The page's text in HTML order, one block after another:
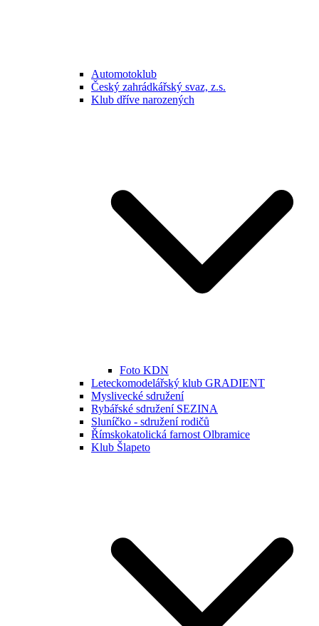
Automotoklub
Český zahrádkářský svaz, z.s.
Klub dříve narozených
Foto KDN
Leteckomodelářský klub GRADIENT
Myslivecké sdružení
Rybářské sdružení SEZINA
Sluníčko - sdružení rodičů
Římskokatolická farnost Olbramice
Klub Šlapeto